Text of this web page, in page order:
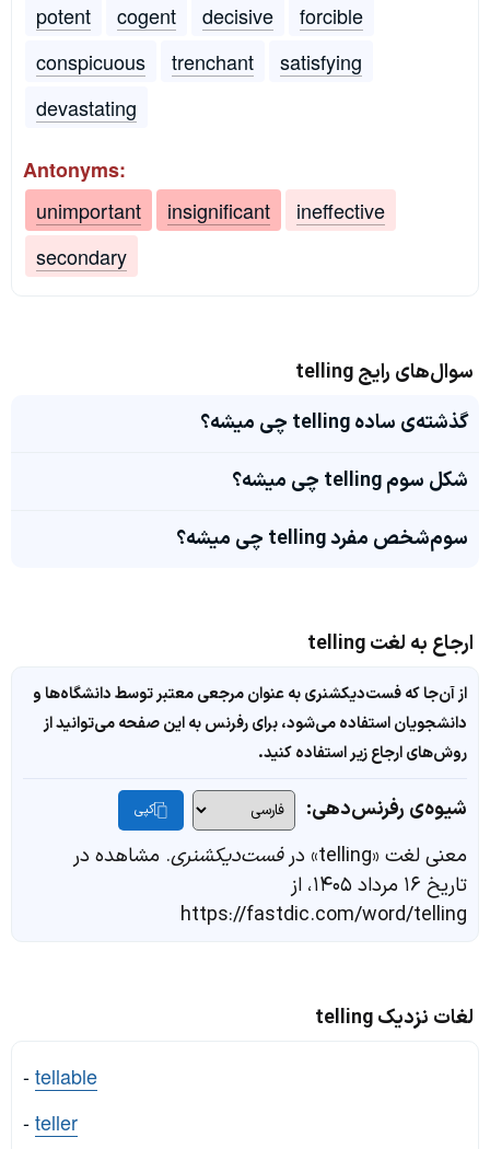
potent
cogent decisive
forcible
conspicuous
trenchant
satisfying
devastating
Antonyms:
unimportant
insignificant
ineffective
secondary
سوال‌های رایج telling
گذشته‌ی ساده telling چی میشه؟
شکل سوم telling چی میشه؟
سوم‌شخص مفرد telling چی میشه؟
ارجاع به لغت telling
از آن‌جا که فست‌دیکشنری به عنوان مرجعی معتبر توسط دانشگاه‌ها و
دانشجویان استفاده می‌شود، برای رفرنس به این صفحه می‌توانید از
روش‌های ارجاع زیر استفاده کنید.
شیوه‌ی رفرنس‌دهی: کپی
معنی لغت «telling» در فست‌دیکشنری. مشاهده در
تاریخ ۱۶ مرداد ۱۴۰۵، از
https://fastdic.com/word/telling
لغات نزدیک telling
-tellable
-teller